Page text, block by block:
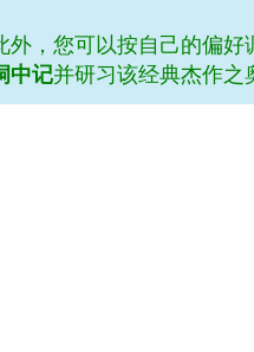
外，您可以按自己的偏
中记并研习该经典杰作之